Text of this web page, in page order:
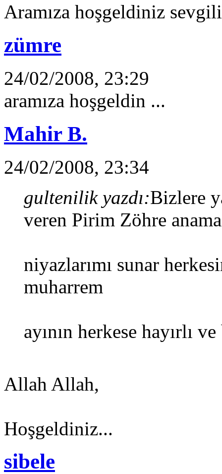
Aramıza hoşgeldiniz
zümre
24/02/2008, 23:29
aramıza hoşgeldin ...
Mahir B.
24/02/2008, 23:34
gultenilik yazdı:Bizlere
veren Pirim Zöhre anama
niyazlarımı sunar
muharrem
ayının herkese hayırlı
Allah Allah,
Hoşgeldiniz...
sibele